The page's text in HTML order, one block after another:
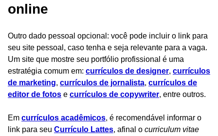
online
Outro dado pessoal opcional: você pode incluir o link para
seu site pessoal, caso tenha e seja relevante para a vaga.
Um site que mostre seu portfólio profissional é uma
estratégia comum em: currículos de designer, currículos
de marketing, currículos de jornalista, currículos de
editor de fotos e currículos de copywriter, entre outros.
Em currículos acadêmicos, é recomendável informar o
link para seu Currículo Lattes, afinal o curriculum vitae